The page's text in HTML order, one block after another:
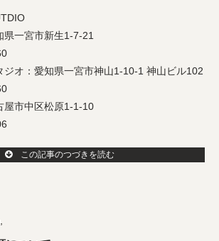
一宮市新生1-7-21
ジオ：愛知県一宮市神山1-10-1 神山ビル102
屋市中区松原1-1-10
この記事のつづきを読む